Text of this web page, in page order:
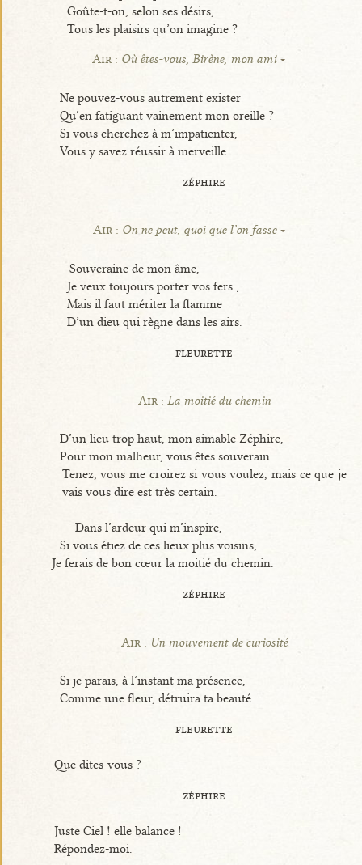
Goûte-t-on, selon ses désirs,
Tous les plaisirs qu’on imagine ?
Air : Où êtes-vous, Birène, mon ami
Ne pouvez-vous autrement exister
Qu’en fatiguant vainement mon oreille ?
Si vous cherchez à m’impatienter,
Vous y savez réussir à merveille.
zéphire
Air : On ne peut, quoi que l’on fasse
Souveraine de mon âme,
Je veux toujours porter vos fers ;
Mais il faut mériter la flamme
D’un dieu qui règne dans les airs.
fleurette
Air : La moitié du chemin
D’un lieu trop haut, mon aimable Zéphire,
Pour mon malheur, vous êtes souverain.
Tenez, vous me croirez si vous voulez, mais ce que je
vais vous dire est très certain.
Dans l’ardeur qui m’inspire,
Si vous étiez de ces lieux plus voisins,
Je ferais de bon cœur la moitié du chemin.
zéphire
Air : Un mouvement de curiosité
Si je parais, à l’instant ma présence,
Comme une fleur, détruira ta beauté.
fleurette
Que dites-vous ?
zéphire
Juste Ciel ! elle balance !
Répondez-moi.